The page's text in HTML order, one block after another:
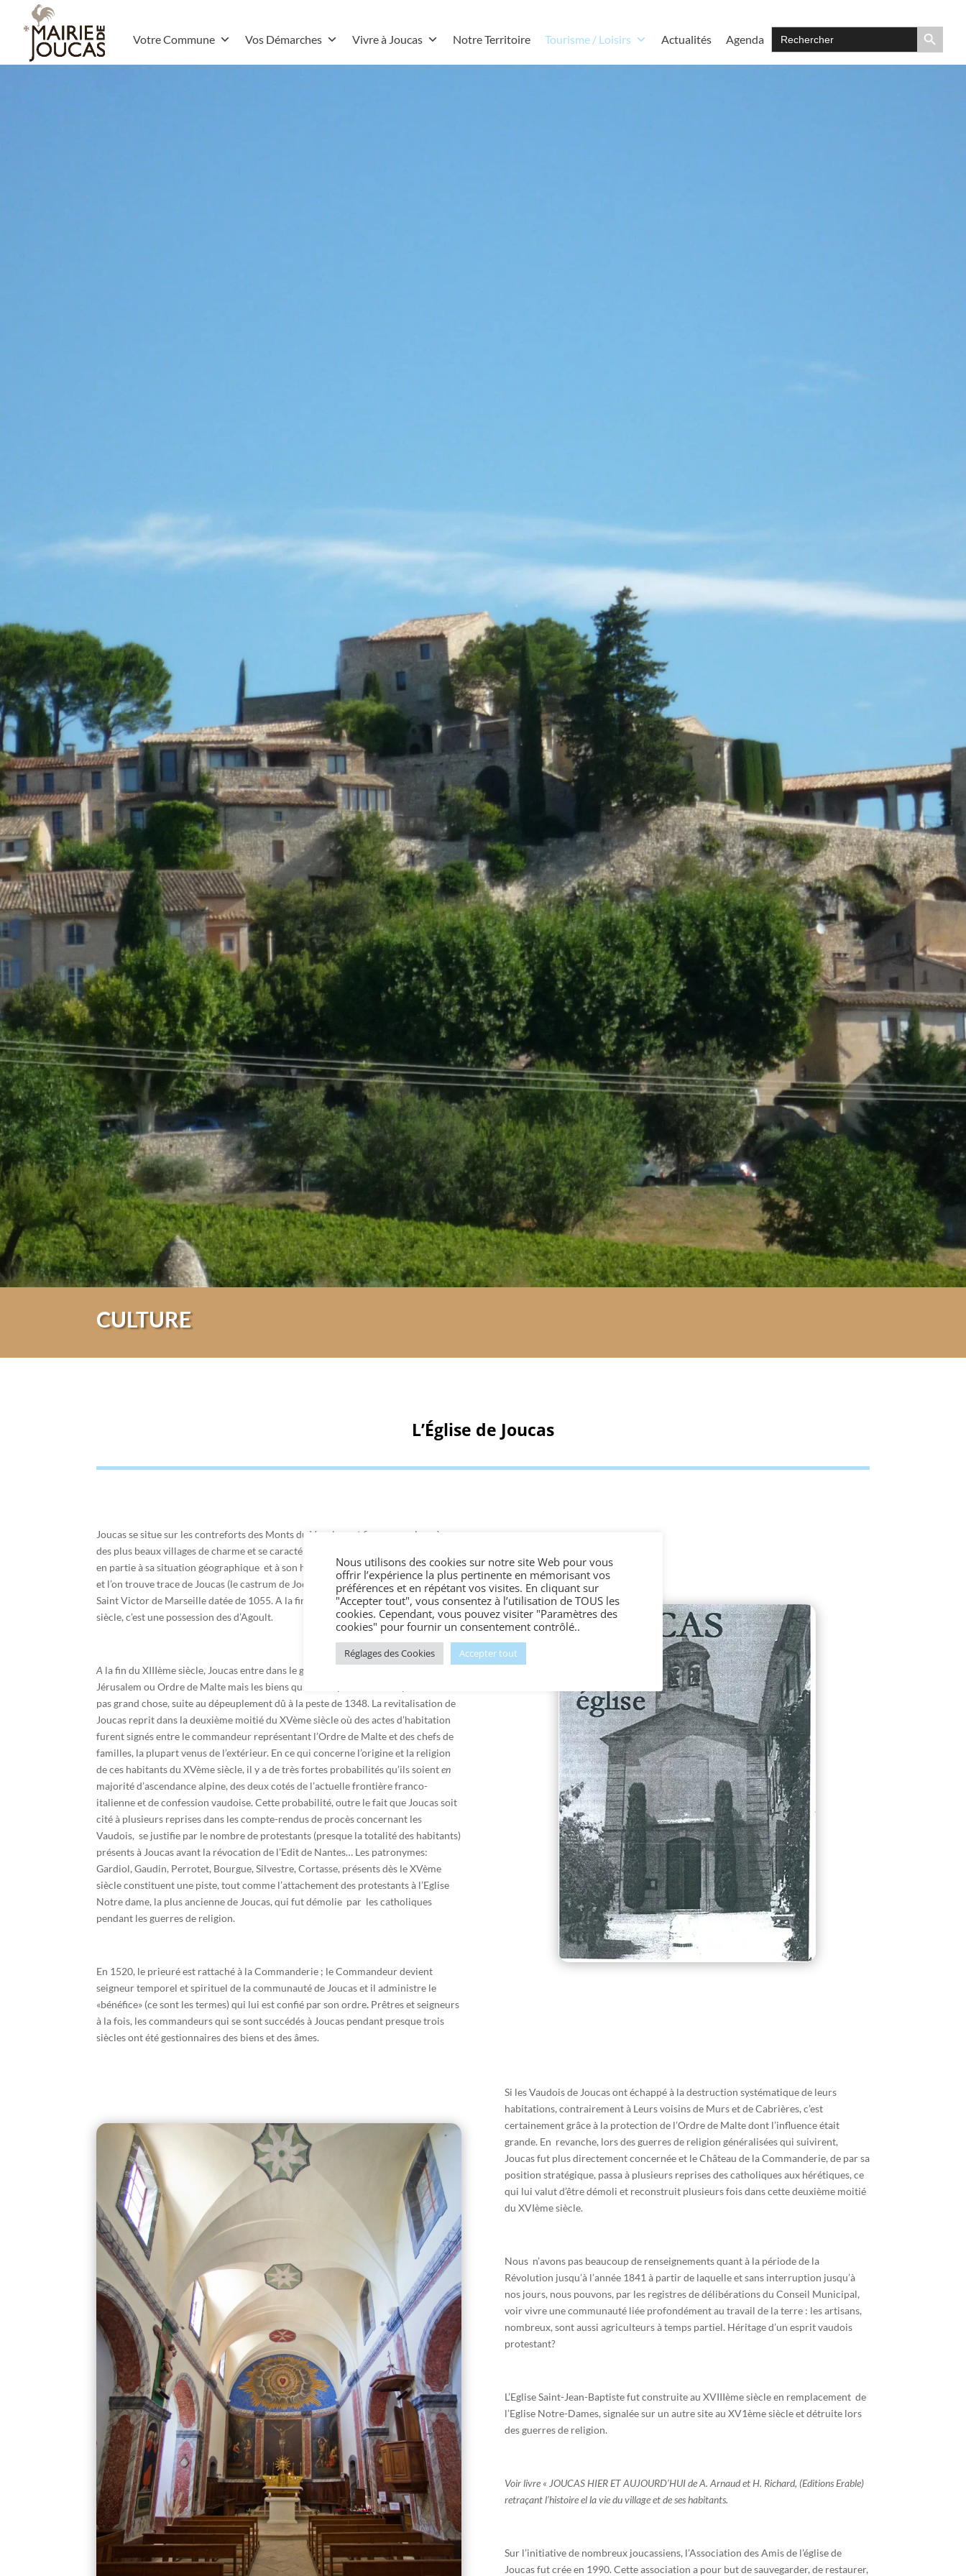
Votre Commune Vos Démarches Vivre à Joucas Notre Territoire Tourisme / Loisirs Actualités Agenda
Search
for:
Search Button
CULTURE
L’Église de Joucas
Joucas se situe sur les contreforts des Monts du Vaucluse et figure au palmarès
des plus beaux villages de charme et se caractérise par une certaine discrétion due
en partie à sa situation géographique et à son histoire. Ce village fut fondé en 960
et l’on trouve trace de Joucas (le castrum de Jocas) dans une charte de l’Abbaye
Saint Victor de Marseille datée de 1055. A la fin du Xlème siècle jusqu’au XVIème
siècle, c’est une possession des d’Agoult.
A la fin du XIIIème siècle, Joucas entre dans le giron des Hospitaliers Saint-Jean de
Jérusalem ou Ordre de Malte mais les biens qui la composaient ne représentaient
pas grand chose, suite au dépeuplement dû à la peste de 1348. La revitalisation de
Joucas reprit dans la deuxième moitié du XVème siècle où des actes d’habitation
furent signés entre le commandeur représentant l’Ordre de Malte et des chefs de
familles, la plupart venus de l’extérieur. En ce qui concerne l’origine et la religion
de ces habitants du XVème siècle, il y a de très fortes probabilités qu’ils soienten
majorité d’ascendance alpine, des deux cotés de l’actuelle frontière franco-
italienne et de confession vaudoise. Cette probabilité, outre le fait que Joucas soit
cité à plusieurs reprises dans les compte-rendus de procès concernant les
Vaudois, se justifie par le nombre de protestants (presque la totalité des habitants)
présents à Joucas avant la révocation de l’Edit de Nantes… Les patronymes:
Gardiol, Gaudin, Perrotet, Bourgue, Silvestre, Cortasse, présents dès le XVème
siècle constituent une piste, tout comme l’attachement des protestants à l’Eglise
Notre­ dame, la plus ancienne de Joucas, qui fut démolie par les catholiques
pendant les guerres de religion.
En 1520, le prieuré est rattaché à la Commanderie ; le Commandeur devient
seigneur temporel et spirituel de la communauté de Joucas et il administre le
«bénéfice» (ce sont les termes) qui lui est confié par son ordre. Prêtres et seigneurs
à la fois, les commandeurs qui se sont succédés à Joucas pendant presque trois
siècles ont été gestionnaires des biens et des âmes.
Si les Vaudois de Joucas ont échappé à la destruction systématique de leurs
habitations, contrairement à Leurs voisins de Murs et de Cabrières, c’est
certainement grâce à la protection de l’Ordre de Malte dont l’influence était
grande. En revanche, lors des guerres de religion généralisées qui suivirent,
Joucas fut plus directement concernée et le Château de la Commanderie, de par sa
position stratégique, passa à plusieurs reprises des catholiques aux hérétiques, ce
qui lui valut d’être démoli et reconstruit plusieurs fois dans cette deuxième moitié
du XVIème siècle.
Nous n’avons pas beaucoup de renseignements quant à la période de la
Révolution jusqu’à l’année 1841 à partir de laquelle et sans interruption jusqu’à
nos jours, nous pouvons, par les registres de délibérations du Conseil Municipal,
voir vivre une communauté liée profondément au travail de la terre : les artisans,
nombreux, sont aussi agriculteurs à temps partiel. Héritage d’un esprit vaudois
protestant?
L’Eglise Saint-Jean-Baptiste fut construite au XVIIIème siècle en remplacement de
l’Eglise Notre-Dames, signalée sur un autre site au XV1ème siècle et détruite lors
des guerres de religion.
Voirlivre « JOUCAS HIERET AUJOURD’HUI deA.ArnaudetH. Richard, (EditionsErable)
retraçant l’histoireellavieduvillageet deseshabitants.
Sur l’initiative de nombreux joucassiens, l’Association des Amis de l’église de
Joucas fut crée en 1990. Cette association a pour but de sauvegarder, de restaurer,
Nous utilisons des cookies sur notre site Web pour vous
offrir l’expérience la plus pertinente en mémorisant vos
préférences et en répétant vos visites. En cliquant sur
"Accepter tout", vous consentez à l’utilisation de TOUS les
cookies. Cependant, vous pouvez visiter "Paramètres des
cookies" pour fournir un consentement contrôlé..
Réglages des Cookies Accepter tout